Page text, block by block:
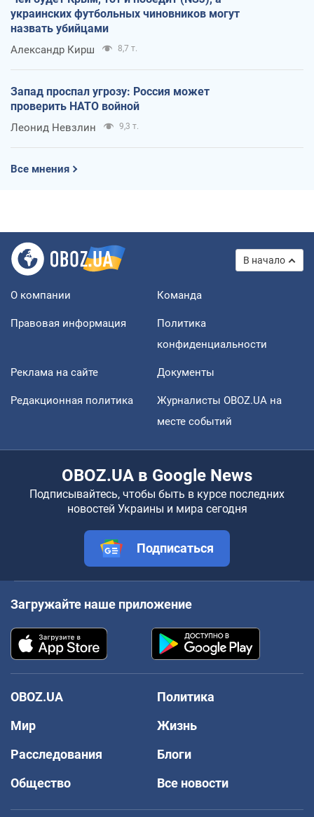
украинских футбольных чиновников могут
назвать убийцами
Александр Кирш 8,7 т.
Запад проспал угрозу: Россия может
проверить НАТО войной
Леонид Невзлин 9,3 т.
Все мнения
В начало
О компании Команда
Правовая информация
Политика
конфиденциальности
Реклама на сайте Документы
Редакционная политика
Журналисты OBOZ.UA на
месте событий
OBOZ.UA в Google News
Подписывайтесь, чтобы быть в курсе последних
новостей Украины и мира сегодня
Подписаться
Загружайте наше приложение
OBOZ.UA
Политика
Мир
Жизнь
Расследования
Блоги
Общество
Все новости